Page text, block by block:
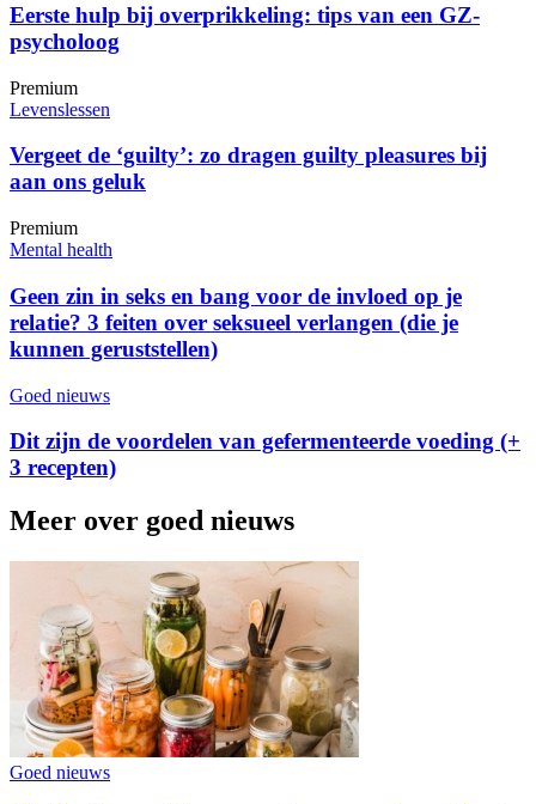
Eerste hulp bij overprikkeling: tips van een GZ-
psycholoog
Premium
Levenslessen
Vergeet de ‘guilty’: zo dragen guilty pleasures bij
aan ons geluk
Premium
Mental health
Geen zin in seks en bang voor de invloed op je
relatie? 3 feiten over seksueel verlangen (die je
kunnen geruststellen)
Goed nieuws
Dit zijn de voordelen van gefermenteerde voeding (+
3 recepten)
Meer over goed nieuws
Goed nieuws